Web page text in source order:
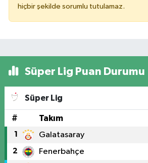
hiçbir şekilde sorumlu tutulamaz.
Süper Lig Puan Durumu
Süper Lig
# Takım
1 Galatasaray
2 Fenerbahçe